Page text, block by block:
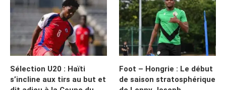
Sélection U20 : Haïti
s’incline aux tirs au but et
Foot – Hongrie : Le début
de saison stratosphérique